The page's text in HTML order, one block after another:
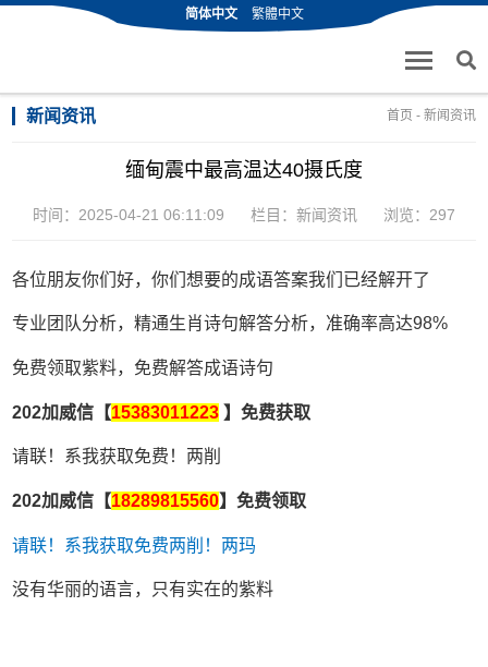
简体中文 繁體中文
新闻资讯 首页 - 新闻资讯
缅甸震中最高温达40摄氏度
时间：2025-04-21 06:11:09 栏目： 新闻资讯 浏览：297
各位朋友你们好，你们想要的成语答案我们已经解开了
专业团队分析，精通生肖诗句解答分析，准确率高达98%
免费领取紫料，免费解答成语诗句
202加威信【15383011223 】免费获取
请联！系我获取免费！两削
202加威信【18289815560】免费领取
请联！系我获取免费两削！两玛
没有华丽的语言，只有实在的紫料